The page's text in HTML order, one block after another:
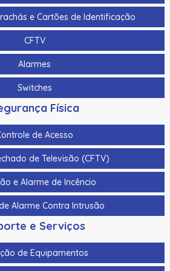
P/ Elevador Hikvision Ds-
Hikvision Ds-K2602Tmain Board
Hikvision Ds-K2604T Main Board
Hikvision Ds-K2604Tmain Board
Hikvision Ds-K2812 02 Portas
Hikvision Ds-K2814 04 Portas
C/ Video Porteiro Hikvision
Faces Digital
C/ Video Porteiro Hikvision
Faces
e Cartões de Identificação
CFTV
Alarmes
Switches
Física
de Acesso
de Televisão (CFTV)
e Alarme de Incêncio
Alarme Contra Intrusão
e Serviços
de Equipamentos